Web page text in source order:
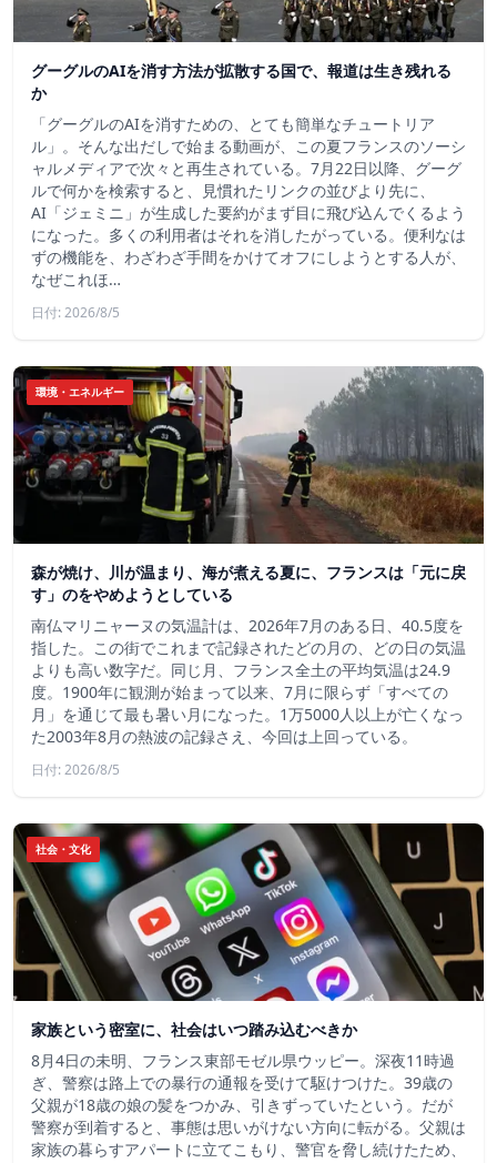
グーグルのAIを消す方法が拡散する国で、報道は生き残れる
か
「グーグルのAIを消すための、とても簡単なチュートリア
ル」。そんな出だしで始まる動画が、この夏フランスのソーシ
ャルメディアで次々と再生されている。7月22日以降、グーグ
ルで何かを検索すると、見慣れたリンクの並びより先に、
AI「ジェミニ」が生成した要約がまず目に飛び込んでくるよう
になった。多くの利用者はそれを消したがっている。便利なは
ずの機能を、わざわざ手間をかけてオフにしようとする人が、
なぜこれほ…
日付: 2026/8/5
環境・エネルギー
森が焼け、川が温まり、海が煮える夏に、フランスは「元に戻
す」のをやめようとしている
南仏マリニャーヌの気温計は、2026年7月のある日、40.5度を
指した。この街でこれまで記録されたどの月の、どの日の気温
よりも高い数字だ。同じ月、フランス全土の平均気温は24.9
度。1900年に観測が始まって以来、7月に限らず「すべての
月」を通じて最も暑い月になった。1万5000人以上が亡くなっ
た2003年8月の熱波の記録さえ、今回は上回っている。
日付: 2026/8/5
社会・文化
家族という密室に、社会はいつ踏み込むべきか
8月4日の未明、フランス東部モゼル県ウッピー。深夜11時過
ぎ、警察は路上での暴行の通報を受けて駆けつけた。39歳の
父親が18歳の娘の髪をつかみ、引きずっていたという。だが
警察が到着すると、事態は思いがけない方向に転がる。父親は
家族の暮らすアパートに立てこもり、警官を脅し続けたため、